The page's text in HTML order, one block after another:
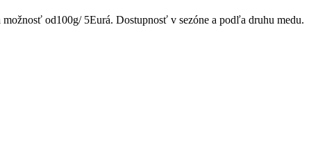
od100g/ 5Eurá. Dostupnosť v sezóne a podľa druhu medu.